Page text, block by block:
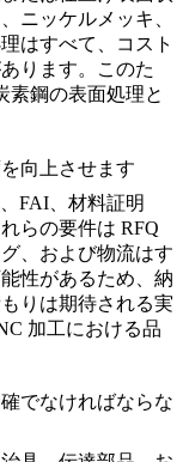
ニッケルメッキ、
はすべて、コスト
ります。このた
素鋼の表面処理と
向上させます
FAI、材料証明
らの要件は RFQ
、および物流はす
性があるため、納
りは期待される実
加工における品
でなければならな